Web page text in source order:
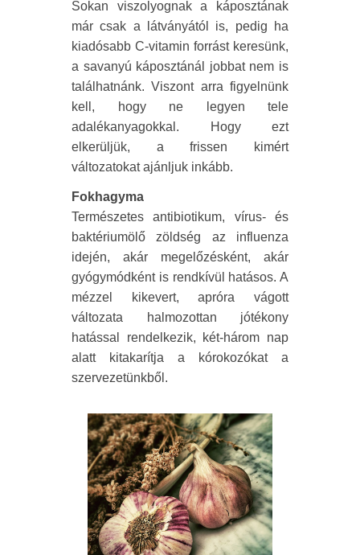
Sokan viszolyognak a káposztának
már csak a látványától is, pedig ha
kiadósabb C-vitamin forrást keresünk,
a savanyú káposztánál jobbat nem is
találhatnánk. Viszont arra figyelnünk
kell, hogy ne legyen tele
adalékanyagokkal. Hogy ezt
elkerüljük, a frissen kimért
változatokat ajánljuk inkább.
Fokhagyma
Természetes antibiotikum, vírus- és
baktériumölő zöldség az influenza
idején, akár megelőzésként, akár
gyógymódként is rendkívül hatásos. A
mézzel kikevert, apróra vágott
változata halmozottan jótékony
hatással rendelkezik, két-három nap
alatt kitakarítja a kórokozókat a
szervezetünkből.